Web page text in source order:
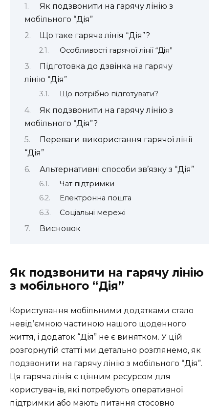
Як подзвонити на гарячу лінію з
мобільного “Дія”
Що таке гаряча лінія “Дія”?
Особливості гарячої лінії “Дія”
Підготовка до дзвінка на гарячу
лінію “Дія”
Що потрібно підготувати?
Як подзвонити на гарячу лінію з
мобільного “Дія”?
Переваги використання гарячої лінії
“Дія”
Альтернативні способи зв’язку з “Дія”
Чат підтримки
Електронна пошта
Соціальні мережі
Висновок
Як подзвонити на гарячу лінію
з мобільного “Дія”
Користування мобільними додатками стало
невід’ємною частиною нашого щоденного
життя, і додаток “Дія” не є винятком. У цій
розгорнутій статті ми детально розглянемо, як
подзвонити на гарячу лінію з мобільного “Дія”.
Ця гаряча лінія є цінним ресурсом для
користувачів, які потребують оперативної
підтримки або мають питання стосовно